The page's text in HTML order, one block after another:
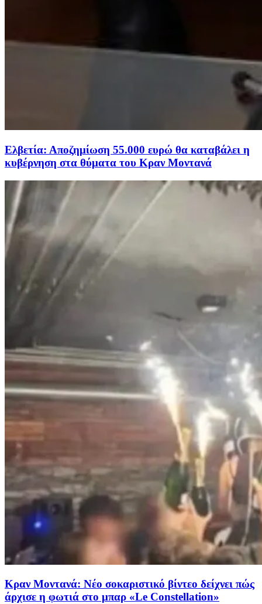
Ελβετία: Αποζημίωση 55.000 ευρώ θα καταβάλει η
κυβέρνηση στα θύματα του Κραν Μοντανά
Κραν Μοντανά: Νέο σοκαριστικό βίντεο δείχνει πώς
άρχισε η φωτιά στο μπαρ «Le Constellation»